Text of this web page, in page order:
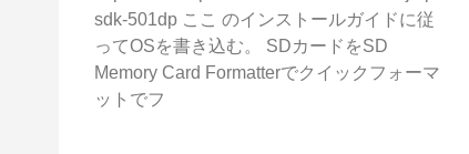
sdk-501dp ここ のインストールガイドに従
ってOSを書き込む。 SDカードをSD
Memory Card Formatterでクイックフォーマ
ットでフ